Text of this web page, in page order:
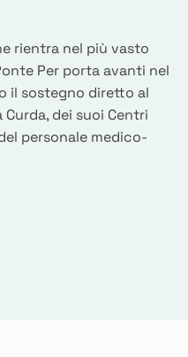
rientra nel più vasto
Per porta avanti nel
il sostegno diretto al
dei suoi Centri
personale medico-